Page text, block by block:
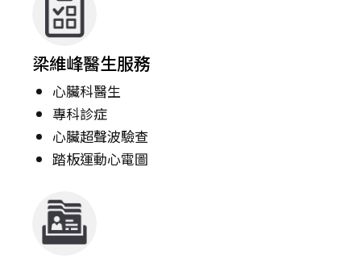
梁維峰醫生服務
心臟科醫生
專科診症
心臟超聲波驗查
踏板運動心電圖